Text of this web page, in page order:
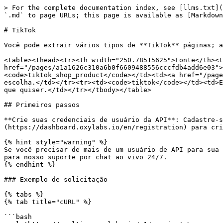
> For the complete documentation index, see [llms.txt](https://developers.oxylabs.io/llms.txt). Markdown versions of documentation pages are available by appending `.md` to page URLs; this page is available as [Markdown](https://developers.oxylabs.io/api-targets/pt-br/e-commerce/tiktok.md).

# TikTok

Você pode extrair vários tipos de **TikTok** páginas; abaixo está uma visão geral de todos os scrapers compatíveis e seus respectivos `source` valores.

<table><thead><tr><th width="250.78515625">Fonte</th><th>Descrição</th></tr></thead><tbody><tr><td><code>tiktok_shop_search</code></td><td><a href="/pages/a1a1626c310a6b0f6609488556cccfdb4add6e03"><strong>Página de busca</strong></a> para um termo de busca de sua escolha.</td></tr><tr><td><code>tiktok_shop_product</code></td><td><a href="/pages/f7172392a68a0981e5de3ff2b43cf6926d427e2a"><strong>Página de produto</strong></a> de um ID de produto de sua escolha.</td></tr><tr><td><code>tiktok</code></td><td>Envie qualquer TikTok Shop <a href="/pages/6e57c5ca8293afe94f5b04fb99d0869bb5432d4a"><strong>URL</strong></a> que quiser.</td></tr></tbody></table>

## Primeiros passos

**Crie suas credenciais de usuário da API**: Cadastre-se para uma avaliação gratuita ou compre o produto no [**painel da Oxylabs**](https://dashboard.oxylabs.io/en/registration) para criar suas credenciais de usuário da API (`USERNAME` e `PASSWORD`).

{% hint style="warning" %}
Se você precisar de mais de um usuário de API para sua conta, entre em contato com nosso [**suporte ao cliente**](mailto:support@oxylabs.io) ou envie uma mensagem para nosso suporte por chat ao vivo 24/7.
{% endhint %}

### Exemplo de solicitação

{% tabs %}
{% tab title="cURL" %}

```bash
curl 'https://realtime.oxylabs.io/v1/queries' \
--user "USERNAME:PASSWORD" \
-H "Content-Type: application/json" \
-d '{
        "source": "tiktok_shop_product",
        "product_id": "1731541214379741272"
    }'
```

{% endtab %}

{% tab title="Python" %}

```python
import requests
from pprint import pprint

# Estruture o payload.
payload = {
    'source': 'tiktok_shop_product',
    'product_id': '1731541214379741272'
}

# Obtenha a resposta.
response = requests.request(
    'POST',
    'https://realtime.oxylabs.io/v1/queries',
    auth=('USERNAME', 'PASSWORD'),
    json=payload,
)

# Imprima a resposta formatada em stdout.
pprint(response.json())
```

{% endtab %}

{% tab title="Node.js" %}

```javascript
const https = require("https");

const username = "USERNAME";
const password = "PASSWORD";
const body = {
    source: "tiktok_shop_product",
    product_id: "1731541214379741272",
};

const options = {
    hostname: "realtime.oxylabs.io",
    path: "/v1/queries",
    method: "POST",
    headers: {
        "Content-Type": "application/json",
        Authorization:
            "Basic " + Buffer.from(`${username}:${password}`).toString("base64"),
    },
};

const request = https.request(options, (response) => {
    let data = "";

    response.on("data", (chunk) => {
        data += chunk;
    });

    response.on("end", () => {
        const responseData = JSON.parse(data);
        console.log(JSON.stringify(responseData, null, 2));
    });
});

request.on("error", (error) => {